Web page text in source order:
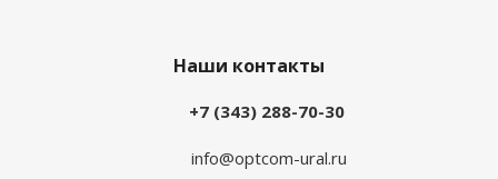
Наши контакты
+7 (343) 288-70-30
info@optcom-ural.ru